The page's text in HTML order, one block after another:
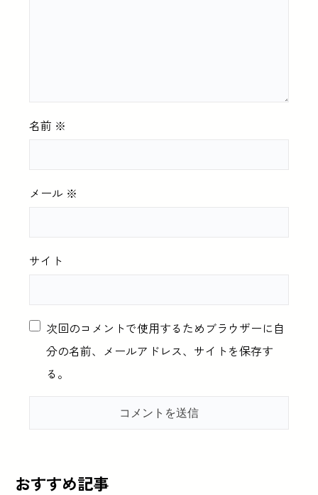
名前 ※
メール ※
サイト
次回のコメントで使用するためブラウザーに自
分の名前、メールアドレス、サイトを保存す
る。
おすすめ記事